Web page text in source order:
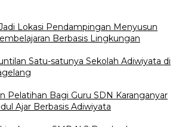
Lokasi Pendampingan Menyusun
Berbasis Lingkungan
Satu-satunya Sekolah Adiwiyata di
Pelatihan Bagi Guru SDN Karanganyar
Ajar Berbasis Adiwiyata